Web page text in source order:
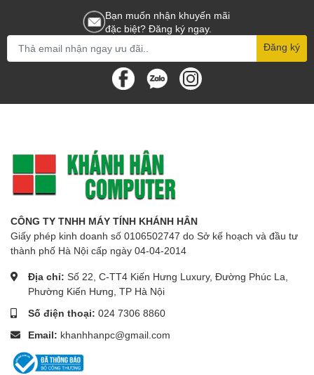
Bạn muốn nhận khuyến mãi
đặc biệt? Đăng ký ngay.
Đăng ký
CÔNG TY TNHH MÁY TÍNH KHÁNH HÂN
Giấy phép kinh doanh số 0106502747 do Sở kế hoạch và đầu tư
thành phố Hà Nội cấp ngày 04-04-2014
Địa chỉ: Số 22, C-TT4 Kiến Hưng Luxury, Đường Phúc La,
Phường Kiến Hưng, TP Hà Nội
Số điện thoại: 024 7306 8860
Email: khanhhanpc@gmail.com